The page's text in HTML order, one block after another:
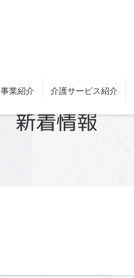
事業紹介 介護サービス紹介
新着情報